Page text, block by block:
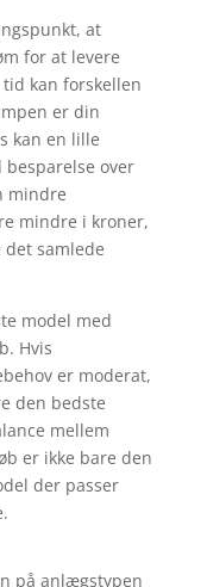
at
for at levere
kan forskellen
er din
kan en lille
over
mindre
mindre i kroner,
samlede
model med
Hvis
er moderat,
den bedste
mellem
er ikke bare den
der passer
på anlægstypen